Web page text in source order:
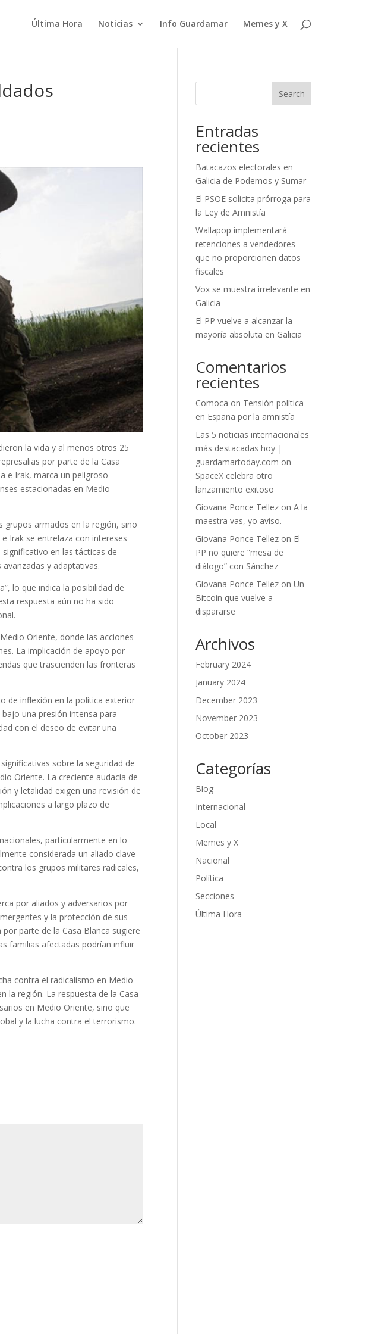
Última Hora Noticias Info Guardamar Memes y X
la vida y al menos otros 25
por parte de la Casa
e Irak, marca un peligroso
estacionadas en Medio
armados en la región, sino
Irak se entrelaza con intereses
en las tácticas de
y adaptativas.
lo que indica la posibilidad de
respuesta aún no ha sido
Oriente, donde las acciones
La implicación de apoyo por
que trascienden las fronteras
de inflexión en la política exterior
una presión intensa para
con el deseo de evitar una
sobre la seguridad de
Oriente. La creciente audacia de
y letalidad exigen una revisión de
a largo plazo de
particularmente en lo
considerada un aliado clave
los grupos militares radicales,
por aliados y adversarios por
y la protección de sus
parte de la Casa Blanca sugiere
familias afectadas podrían influir
contra el radicalismo en Medio
la región. La respuesta de la Casa
en Medio Oriente, sino que
y la lucha contra el terrorismo.
Search
Entradas
recientes
Batacazos electorales en
Galicia de Podemos y Sumar
El PSOE solicita prórroga para
la Ley de Amnistía
Wallapop implementará
retenciones a vendedores
que no proporcionen datos
fiscales
Vox se muestra irrelevante en
Galicia
El PP vuelve a alcanzar la
mayoría absoluta en Galicia
Comentarios
recientes
Comoca on Tensión política
en España por la amnistía
Las 5 noticias internacionales
más destacadas hoy |
guardamartoday.com on
SpaceX celebra otro
lanzamiento exitoso
Giovana Ponce Tellez onA la
maestra vas, yo aviso.
Giovana Ponce Tellez on El
PP no quiere “mesa de
diálogo” con Sánchez
Giovana Ponce Tellez onUn
Bitcoin que vuelve a
dispararse
Archivos
February 2024
January 2024
December 2023
November 2023
October 2023
Categorías
Blog
Internacional
Local
Memes y X
Nacional
Política
Secciones
Última Hora